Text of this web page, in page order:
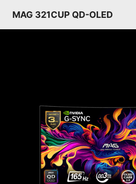
MAG 321CUP QD-OLED